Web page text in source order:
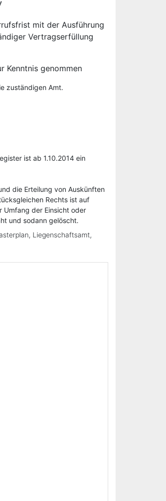
mit der Ausführung
Vertragserfüllung
Kenntnis genommen
zuständigen Amt.
ist ab 1.10.2014 ein
die Erteilung von Auskünften
Rechts ist auf
Umfang der Einsicht oder
und sodann gelöscht.
Liegenschaftsamt,